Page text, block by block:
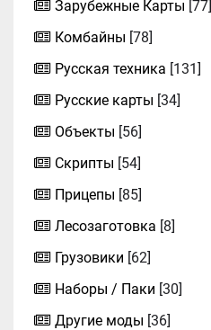
Зарубежные Карты [77]
Комбайны [78]
Русская техника [131]
Русские карты [34]
Объекты [56]
Скрипты [54]
Прицепы [85]
Лесозаготовка [8]
Грузовики [62]
Наборы / Паки [30]
Другие моды [36]